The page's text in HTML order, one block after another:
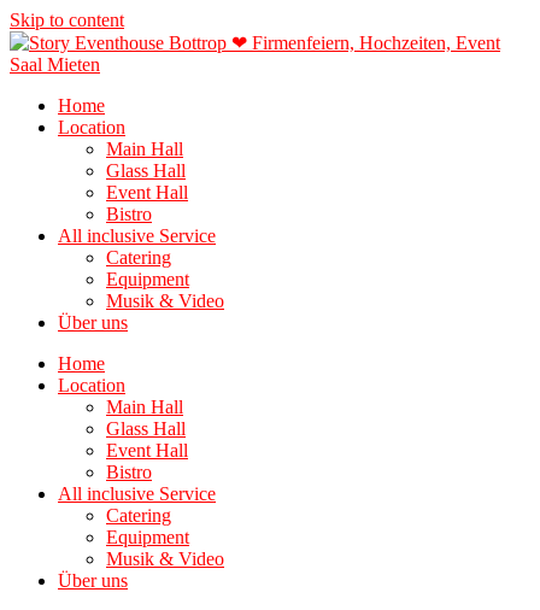
Skip to content
Home
Location
Main Hall
Glass Hall
Event Hall
Bistro
All inclusive Service
Catering
Equipment
Musik & Video
Über uns
Home
Location
Main Hall
Glass Hall
Event Hall
Bistro
All inclusive Service
Catering
Equipment
Musik & Video
Über uns